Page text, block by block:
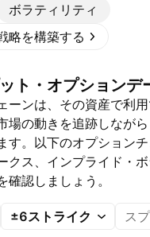
ボラティリティ
略を構築する
ト・オプションデ
ーンは、その資産で利
場の動きを追跡しなが
す。以下のオプション
クス、インプライド・
確認しましょう。
±6ストライク ス